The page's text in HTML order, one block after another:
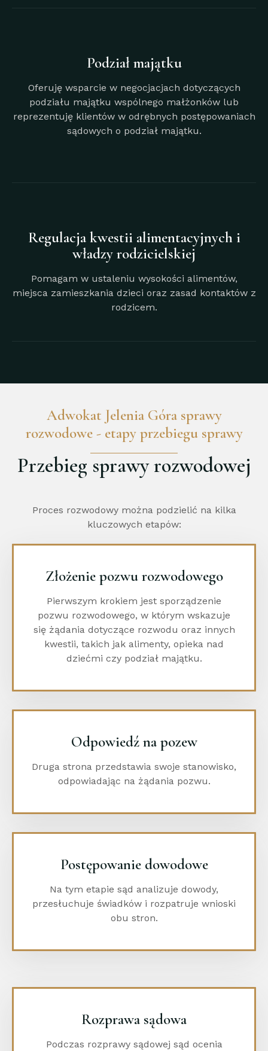
Podział majątku
Oferuję wsparcie w negocjacjach dotyczących
podziału majątku wspólnego małżonków lub
reprezentuję klientów w odrębnych postępowaniach
sądowych o podział majątku.
Regulacja kwestii alimentacyjnych i
władzy rodzicielskiej
Pomagam w ustaleniu wysokości alimentów,
miejsca zamieszkania dzieci oraz zasad kontaktów z
rodzicem.
Adwokat Jelenia Góra sprawy
rozwodowe - etapy przebiegu sprawy
Przebieg sprawy rozwodowej
Proces rozwodowy można podzielić na kilka
kluczowych etapów:
Złożenie pozwu rozwodowego
Pierwszym krokiem jest sporządzenie
pozwu rozwodowego, w którym wskazuje
się żądania dotyczące rozwodu oraz innych
kwestii, takich jak alimenty, opieka nad
dziećmi czy podział majątku.
Odpowiedź na pozew
Druga strona przedstawia swoje stanowisko,
odpowiadając na żądania pozwu.
Postępowanie dowodowe
Na tym etapie sąd analizuje dowody,
przesłuchuje świadków i rozpatruje wnioski
obu stron.
Rozprawa sądowa
Podczas rozprawy sądowej sąd ocenia